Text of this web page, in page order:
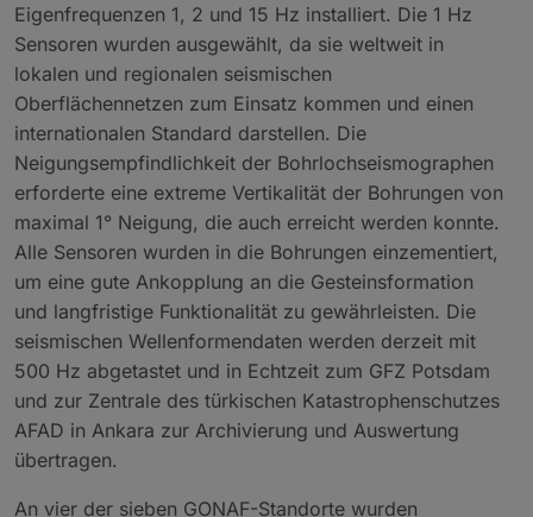
Eigenfrequenzen 1, 2 und 15 Hz installiert. Die 1 Hz
Sensoren wurden ausgewählt, da sie weltweit in
lokalen und regionalen seismischen
Oberflächennetzen zum Einsatz kommen und einen
internationalen Standard darstellen. Die
Neigungsempfindlichkeit der Bohrlochseismographen
erforderte eine extreme Vertikalität der Bohrungen von
maximal 1° Neigung, die auch erreicht werden konnte.
Alle Sensoren wurden in die Bohrungen einzementiert,
um eine gute Ankopplung an die Gesteinsformation
und langfristige Funktionalität zu gewährleisten. Die
seismischen Wellenformendaten werden derzeit mit
500 Hz abgetastet und in Echtzeit zum GFZ Potsdam
und zur Zentrale des türkischen Katastrophenschutzes
AFAD in Ankara zur Archivierung und Auswertung
übertragen.
An vier der sieben GONAF-Standorte wurden